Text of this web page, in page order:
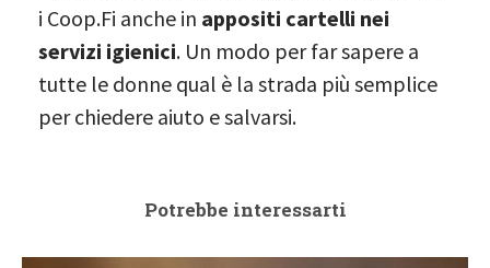
i Coop.Fi anche in appositi cartelli nei
servizi igienici. Un modo per far sapere a
tutte le donne qual è la strada più semplice
per chiedere aiuto e salvarsi.
Potrebbe interessarti